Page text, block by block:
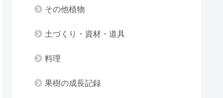
その他植物
土づくり・資材・道具
料理
果樹の成長記録